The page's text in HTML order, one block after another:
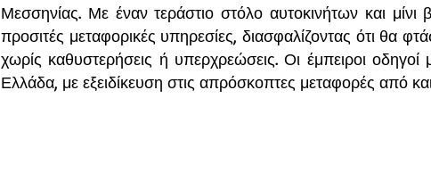
Μεσσηνίας. Με έναν τεράστιο στόλο αυτοκινήτων και
προσιτές μεταφορικές υπηρεσίες, διασφαλίζοντας ότι θα
χωρίς καθυστερήσεις ή υπερχρεώσεις. Οι έμπειροι
Ελλάδα, με εξειδίκευση στις απρόσκοπτες μεταφορές από